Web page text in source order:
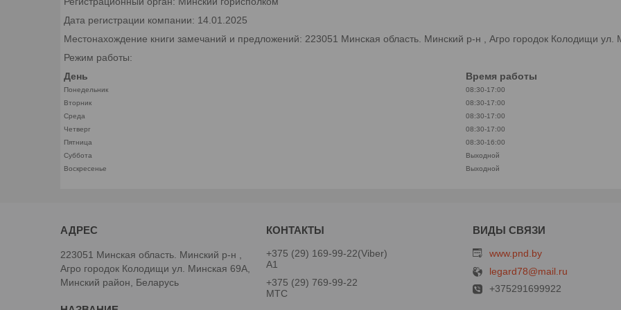
Дата регистрации компании: 14.01.2025
Местонахождение книги замечаний и предложений: 223051 Минская область. Минский р-н , Агро городок Колодищи ул.
Режим работы:
День
Время работы
Понедельник
08:30-17:00
Вторник
08:30-17:00
Среда
08:30-17:00
Четверг
08:30-17:00
Пятница
08:30-16:00
Суббота
Выходной
Воскресенье
Выходной
223051 Минская область. Минский р-н ,
Агро городок Колодищи ул. Минская 69А,
Минский район, Беларусь
+375 (29) 169-99-22 Viber
А1
+375 (29) 769-99-22
МТС
www.pnd.by
legard78@mail.ru
+375291699922